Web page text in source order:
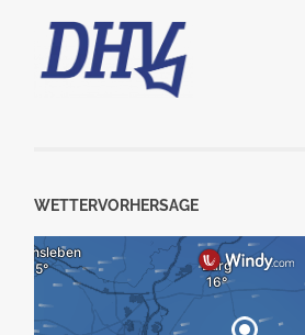
WETTERVORHERSAGE